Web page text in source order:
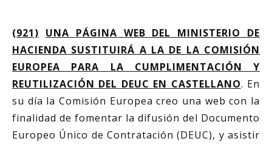
(921) UNA PÁGINA WEB DEL MINISTERIO DE
HACIENDA SUSTITUIRÁ A LA DE LA COMISIÓN
EUROPEA PARA LA CUMPLIMENTACIÓN Y
REUTILIZACIÓN DEL DEUC EN CASTELLANO. En
su día la Comisión Europea creo una web con la
finalidad de fomentar la difusión del Documento
Europeo Único de Contratación (DEUC), y asistir